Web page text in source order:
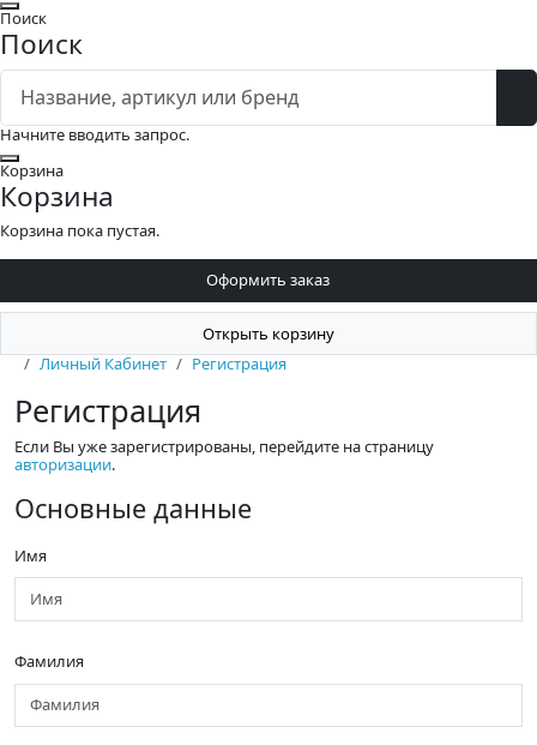
Закрыть
Поиск
Поиск
Начните вводить запрос.
Закрыть
Корзина
Корзина
Корзина пока пустая.
Оформить заказ
Открыть корзину
Личный Кабинет
Регистрация
Регистрация
Если Вы уже зарегистрированы, перейдите на страницу
авторизации.
Основные данные
Имя
Фамилия